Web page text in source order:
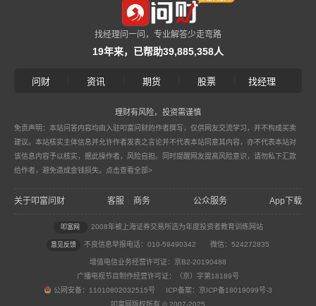
找经理问一问，专业解答少走弯路
19年来，已帮助39,885,358人
问财 资讯 期货 股票 找经理
理财有风险，投资需谨慎
免责声明：本站问答内容均由入驻叩富问财的作者撰写，仅供网友交流学习，并不构成买卖
建议。本站核实主体信息并允许作者发表之言论并不代表本站同意其内容，亦不代表本站对
该信息内容予以核实，据此操作者，风险自担。同时提醒网友提高风险意识，请勿私下汇款
给作者，避免造成金钱损失。 点击查看全部>
关于叩富问财 客服 商务 公众服务 App下载
叩富网 2008年被上海证券交易所选为年度投资者教育训练网站
意见反馈 不良信息举报电话：010-59490342 微信：524272835
增值电信业务经营许可证：京B2-20190488
广播电视节目制作经营许可证：（京）字第18189号
公网安备：11010802032515号 ICP备案：京ICP备18019099号-3
叩富网版权所有 © 2007-2025